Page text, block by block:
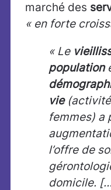
marché des
« en forte
« Le
population
vie(activité
femmes) a
l’offre de
domicile.